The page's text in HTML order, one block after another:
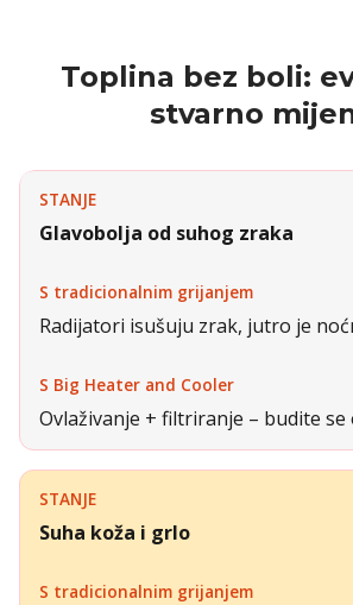
Toplina bez boli:
stvarno
Glavobolja od suhog zraka
Radijatori isušuju zrak, jutro je
Ovlaživanje + filtriranje – budite
Suha koža i grlo